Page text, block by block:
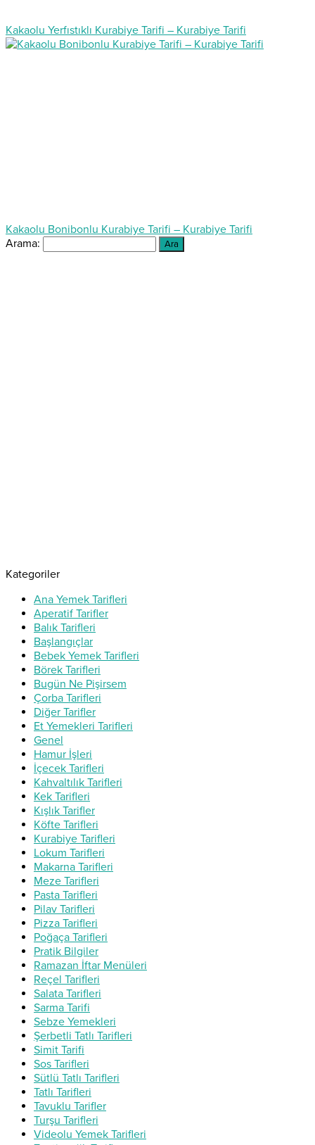
Kakaolu Yerfıstıklı Kurabiye Tarifi – Kurabiye Tarifi
Kakaolu Bonibonlu Kurabiye Tarifi – Kurabiye Tarifi
Arama:
Kategoriler
Ana Yemek Tarifleri
Aperatif Tarifler
Balık Tarifleri
Başlangıçlar
Bebek Yemek Tarifleri
Börek Tarifleri
Bugün Ne Pişirsem
Çorba Tarifleri
Diğer Tarifler
Et Yemekleri Tarifleri
Genel
Hamur İşleri
İçecek Tarifleri
Kahvaltılık Tarifleri
Kek Tarifleri
Kışlık Tarifler
Köfte Tarifleri
Kurabiye Tarifleri
Lokum Tarifleri
Makarna Tarifleri
Meze Tarifleri
Pasta Tarifleri
Pilav Tarifleri
Pizza Tarifleri
Poğaça Tarifleri
Pratik Bilgiler
Ramazan İftar Menüleri
Reçel Tarifleri
Salata Tarifleri
Sarma Tarifi
Sebze Yemekleri
Şerbetli Tatlı Tarifleri
Simit Tarifi
Sos Tarifleri
Sütlü Tatlı Tarifleri
Tatlı Tarifleri
Tavuklu Tarifler
Turşu Tarifleri
Videolu Yemek Tarifleri